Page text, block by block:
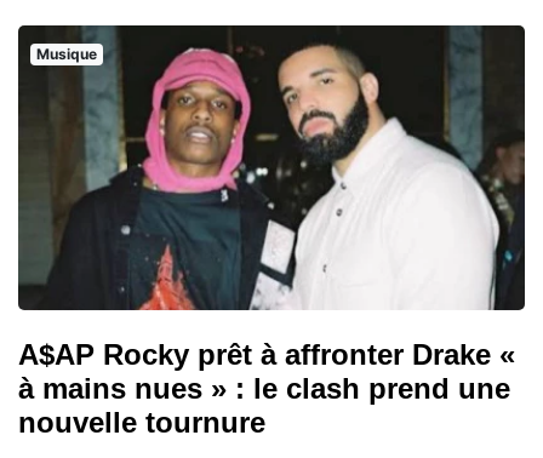
Musique
A$AP Rocky prêt à affronter Drake «
à mains nues » : le clash prend une
nouvelle tournure